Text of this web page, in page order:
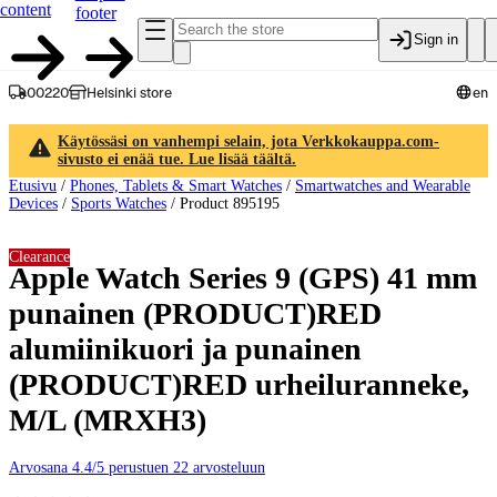
content
footer
Sign in
00220 Helsinki store en
Käytössäsi on vanhempi selain, jota Verkkokauppa.com-
sivusto ei enää tue. Lue lisää täältä.
Etusivu / Phones, Tablets & Smart Watches / Smartwatches and Wearable
Devices / Sports Watches / Product 895195
Apple Watch Series 9 (GPS) 41 mm
punainen (PRODUCT)RED
alumiinikuori ja punainen
(PRODUCT)RED urheiluranneke,
M/L (MRXH3)
Arvosana 4.4/5 perustuen 22 arvosteluun
Clearance